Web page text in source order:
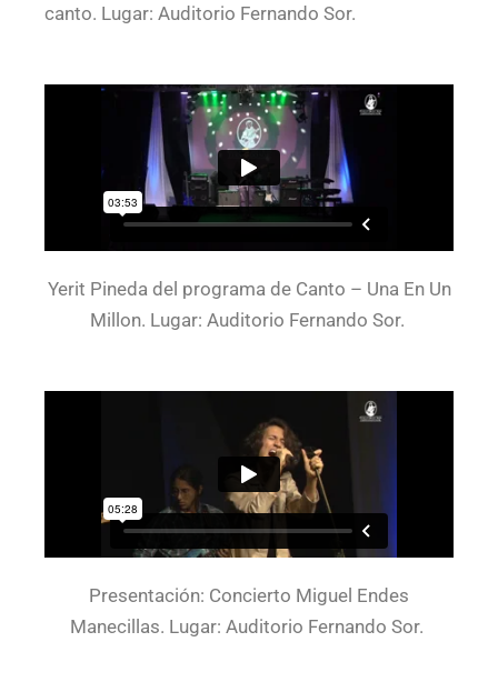
canto. Lugar: Auditorio Fernando Sor.
Yerit Pineda del programa de Canto – Una En Un
Millon. Lugar: Auditorio Fernando Sor.
Presentación: Concierto Miguel Endes
Manecillas. Lugar: Auditorio Fernando Sor.